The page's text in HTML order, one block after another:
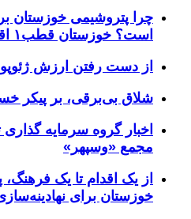
چرا پتروشیمی خوزستان
است؟ خوزستان قطب۱ اقتصاد
از دست رفتن ارزش
شلاق‌ بی‌برقی، بر پیکر
مجمع «وسپهر»
از یک اقدام تا یک فرهنگ،
خوزستان برای